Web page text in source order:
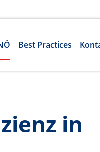
Best Practices
in